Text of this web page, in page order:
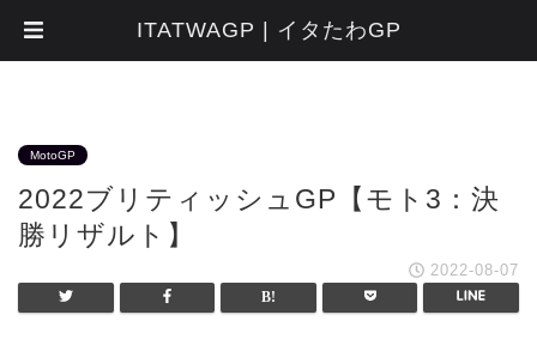
MotoGP
2022ブリティッシュGP【モト3：決
勝リザルト】
2022-08-07
ITATWAGP | イタたわGP